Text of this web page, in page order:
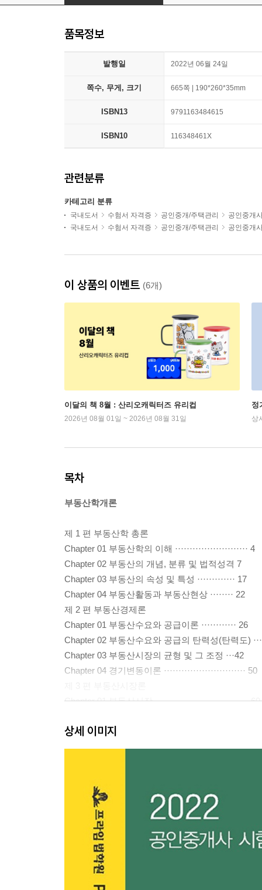
품목정보
발행일 2022년 06월 24일
쪽수, 무게, 크기 665쪽 | 190*260*35mm
ISBN13 9791163484615
ISBN10 116348461X
관련분류
카테고리 분류
국내도서 수험서 자격증 공인중개/주택관리
공인중개
국내도서
수험서 자격증 공인중개/주택관리 공인중개
이 상품의 이벤트 (6개)
이달의 책 8월 : 산리오캐릭터즈 유리컵
2026년 08월 01일 ~ 2026년 08월 31일
정
상
목차
부동산학개론
제 1 편 부동산학 총론
Chapter 01 부동산학의 이해 ························· 4
Chapter 02 부동산의 개념, 분류 및 법적성격 7
Chapter 03 부동산의 속성 및 특성 ············· 17
Chapter 04 부동산활동과 부동산현상 ········ 22
제 2 편 부동산경제론
Chapter 01 부동산수요와 공급이론 ············ 26
Chapter 02 부동산수요와 공급의 탄력성(탄력도)
Chapter 03 부동산시장의 균형 및 그 조정 ···42
Chapter 04 경기변동이론 ···························· 50
Chapter 01 부동산시장 ································ 60
제 4 편 부동산정책론
Chapter 01 부동산문제 ······························ 100
Chapter 01 부동산투자이론 ······················ 130
Chapter 02 부동산투자분석 ······················ 150
제 6 편 부동산금융론
Chapter 01 부동산금융 ······························ 182
Chapter 02 부동산증권 ······························ 203
Chapter 03 부동산자금조달 형태 ·············· 207
제 7 편 부동산개발관리론
상세 이미지